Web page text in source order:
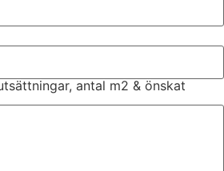
antal m2 & önskat